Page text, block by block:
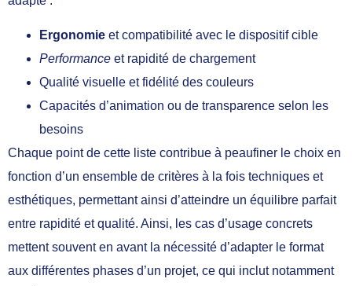
Ergonomie et compatibilité avec le dispositif cible
Performance et rapidité de chargement
Qualité visuelle et fidélité des couleurs
Capacités d’animation ou de transparence selon les
besoins
Chaque point de cette liste contribue à peaufiner le choix en
fonction d’un ensemble de critères à la fois techniques et
esthétiques, permettant ainsi d’atteindre un équilibre parfait
entre rapidité et qualité. Ainsi, les cas d’usage concrets
mettent souvent en avant la nécessité d’adapter le format
aux différentes phases d’un projet, ce qui inclut notamment